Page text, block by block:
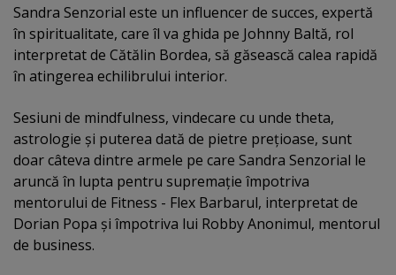
Sandra Senzorial este un influencer de succes, expertă
în spiritualitate, care îl va ghida pe Johnny Baltă, rol
interpretat de Cătălin Bordea, să găsească calea rapidă
în atingerea echilibrului interior.
Sesiuni de mindfulness, vindecare cu unde theta,
astrologie şi puterea dată de pietre preţioase, sunt
doar câteva dintre armele pe care Sandra Senzorial le
aruncă în lupta pentru supremaţie împotriva
mentorului de Fitness - Flex Barbarul, interpretat de
Dorian Popa şi împotriva lui Robby Anonimul, mentorul
de business.